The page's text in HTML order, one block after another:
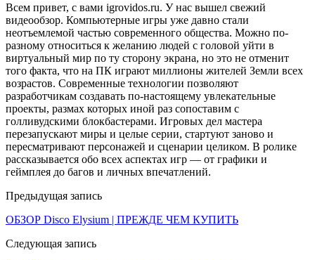
Всем привет, с вами igrovidos.ru. У нас вышел свежий
видеообзор. Компьютерные игры уже давно стали
неотъемлемой частью современного общества. Можно по-
разному относиться к желанию людей с головой уйти в
виртуальный мир по ту сторону экрана, но это не отменит
того факта, что на ПК играют миллионы жителей Земли всех
возрастов. Современные технологии позволяют
разработчикам создавать по-настоящему увлекательные
проекты, размах которых иной раз сопоставим с
голливудскими блокбастерами. Игровых дел мастера
перезапускают миры и целые серии, стартуют заново и
пересматривают персонажей и сценарии целиком. В ролике
рассказывается обо всех аспектах игр — от графики и
геймплея до багов и личных впечатлений.
Предыдущая запись
ОБЗОР Disco Elysium | ПРЕЖДЕ ЧЕМ КУПИТЬ
Следующая запись